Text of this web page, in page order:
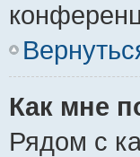
Как мне
Рядом с